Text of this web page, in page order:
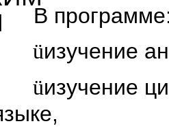
В
üизучение
üизучение